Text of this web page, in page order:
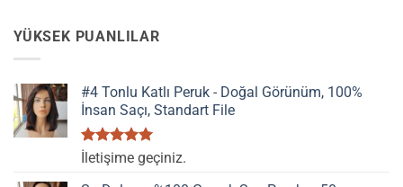
YÜKSEK PUANLILAR
#4 Tonlu Katlı Peruk - Doğal Görünüm, 100%
İnsan Saçı, Standart File
5 üzerinden
oy
İletişime geçiniz.